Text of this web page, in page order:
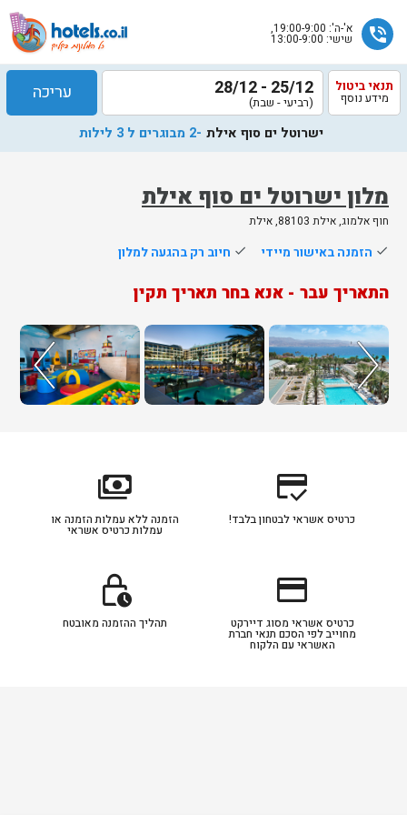
phone_in_talk א'-ה': 19:00-9:00,
שישי: 13:00-9:00
מלון ישרוטל ים סוף אילת
חוף אלמוג, אילת 88103, אילת
תנאי ביטול
מידע נוסף 25/12 - 28/12
(רביעי - שבת) עריכה
ישרוטל ים סוף אילת -2 מבוגרים ל 3 לילות
done הזמנה באישור מיידי done חיוב רק בהגעה למלון
התאריך עבר - אנא בחר תאריך תקין
שלח
הוטלס
אליך
בשעות
הפעילות
credit_score
כרטיס אשראי לבטחון בלבד!
payments
הזמנה ללא עמלות הזמנה או
עמלות כרטיס אשראי
credit_card
כרטיס אשראי מסוג דיירקט
מחוייב לפי הסכם תנאי חברת
האשראי עם הלקוח
lock_clock
תהליך ההזמנה מאובטח